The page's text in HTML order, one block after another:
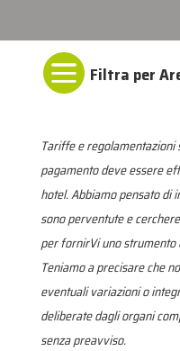

Tariffe e
pagamento deve essere
hotel. Abbiamo pensato di
sono perventute e
per fornirVi uno strumento
Teniamo a precisare che
eventuali variazioni o
deliberate dagli organi
senza preavviso.